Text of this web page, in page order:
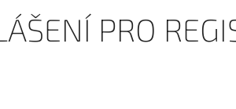
PRO